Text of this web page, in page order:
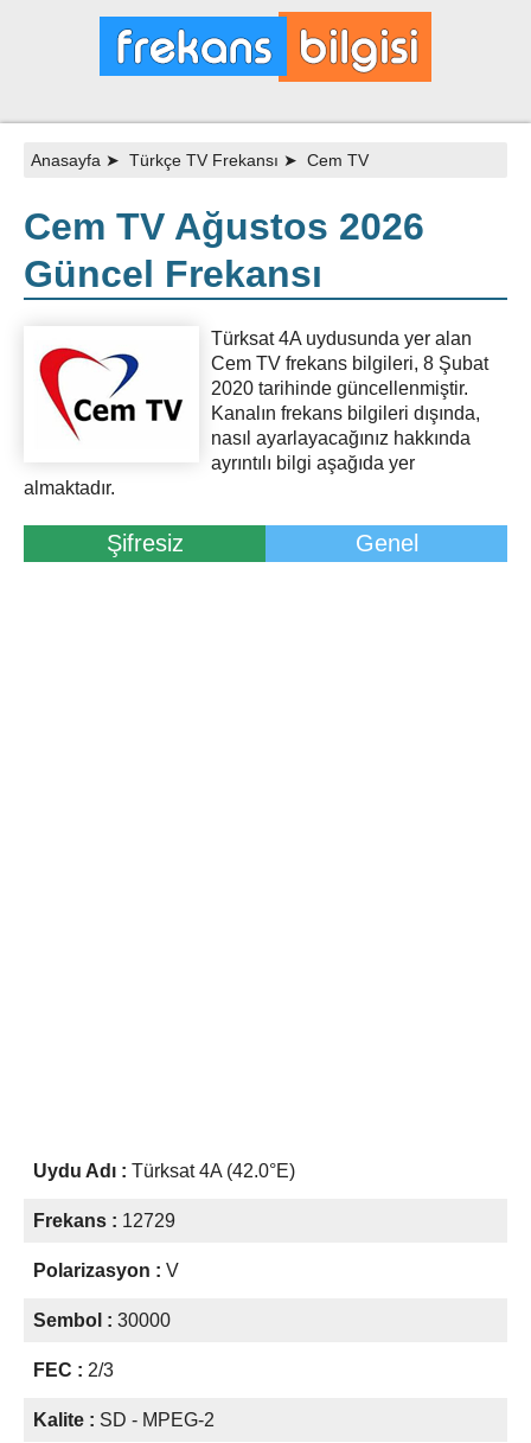
Anasayfa ➤ Türkçe TV Frekansı ➤ Cem TV
Cem TV Ağustos 2026
Güncel Frekansı
Türksat 4A uydusunda yer alan
Cem TV frekans bilgileri, 8 Şubat
2020 tarihinde güncellenmiştir.
Kanalın frekans bilgileri dışında,
nasıl ayarlayacağınız hakkında
ayrıntılı bilgi aşağıda yer
almaktadır.
Şifresiz Genel
Uydu Adı : Türksat 4A (42.0°E)
Frekans : 12729
Polarizasyon : V
Sembol : 30000
FEC : 2/3
Kalite : SD - MPEG-2